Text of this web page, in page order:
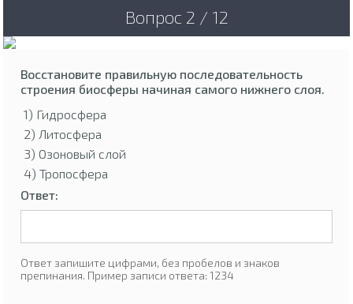
Вопрос 2 / 12
Восстановите правильную последовательность
строения биосферы начиная самого нижнего слоя.
1) Гидросфера
2) Литосфера
3) Озоновый слой
4) Тропосфера
Ответ:
Ответ запишите цифрами, без пробелов и знаков
препинания. Пример записи ответа: 1234